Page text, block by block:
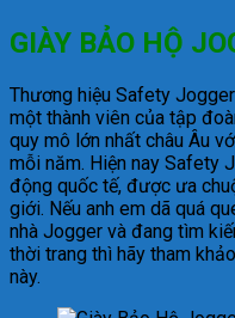
GIÀY BẢO HỘ
Thương hiệu Safety
một thành viên của tập
quy mô lớn nhất châu Âu
mỗi năm. Hiện nay Safety
động quốc tế, được ưa
giới. Nếu anh em dã quá
nhà Jogger và đang tìm
thời trang thì hãy tham
này.